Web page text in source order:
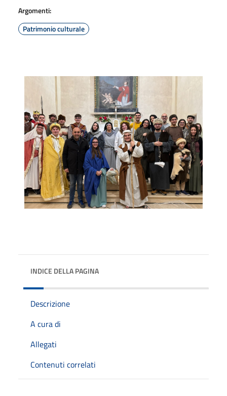
Argomenti:
Patrimonio culturale
INDICE DELLA PAGINA
Descrizione
A cura di
Allegati
Contenuti correlati